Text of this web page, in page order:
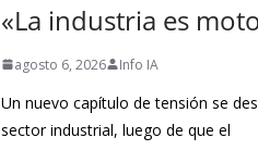
«La industria es
agosto 6, 2026 Info IA
Un nuevo capítulo de tensión se
sector industrial, luego de que el